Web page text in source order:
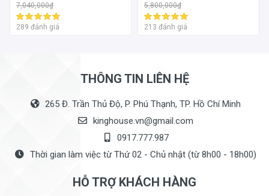
7,040,000₫
289 đánh giá
5,800,000₫
213 đánh giá
THÔNG TIN LIÊN HỆ
265 Đ. Trần Thủ Độ, P. Phú Thạnh, TP. Hồ Chí Minh
kinghouse.vn@gmail.com
0917.777.987
Thời gian làm việc từ Thứ 02 - Chủ nhật (từ 8h00 - 18h00)
HỖ TRỢ KHÁCH HÀNG